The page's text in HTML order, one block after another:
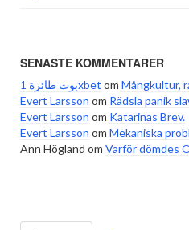
SENASTE KOMMENTARER
بوت طائرة 1xbet om Mångkultur,
Evert Larsson om Rädsla panik
Evert Larsson om Katarinas Brev.
Evert Larsson om Mekaniska
Ann Högland om Varför dömdes